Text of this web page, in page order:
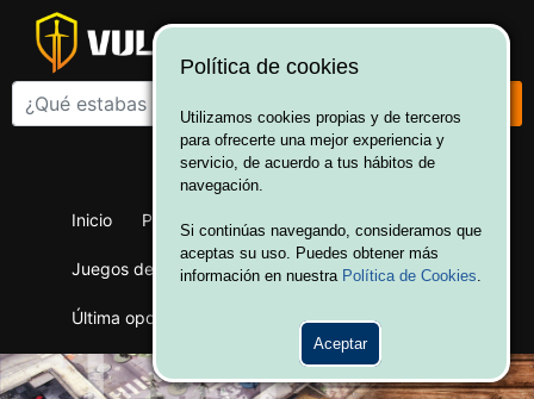
¡Bienvenido a Vulcania!
Inicio Productos Juegos de mesa
Juegos de cartas Merchandising Ofertas
Última oportunidad Wargames
Política de cookies
Utilizamos cookies propias y de terceros
para ofrecerte una mejor experiencia y
servicio, de acuerdo a tus hábitos de
navegación.
Si continúas navegando, consideramos que
aceptas su uso. Puedes obtener más
información en nuestra Política de Cookies.
Aceptar